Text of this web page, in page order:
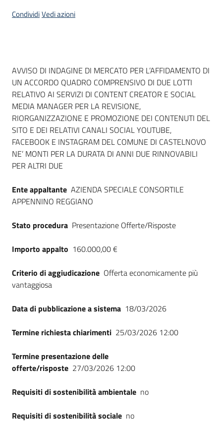
CondividiVedi azioni
Dati del bando
AVVISO DI INDAGINE DI MERCATO PER L’AFFIDAMENTO DI
UN ACCORDO QUADRO COMPRENSIVO DI DUE LOTTI
RELATIVO AI SERVIZI DI CONTENT CREATOR E SOCIAL
MEDIA MANAGER PER LA REVISIONE,
RIORGANIZZAZIONE E PROMOZIONE DEI CONTENUTI DEL
SITO E DEI RELATIVI CANALI SOCIAL YOUTUBE,
FACEBOOK E INSTAGRAM DEL COMUNE DI CASTELNOVO
NE’ MONTI PER LA DURATA DI ANNI DUE RINNOVABILI
PER ALTRI DUE
Ente appaltante AZIENDA SPECIALE CONSORTILE
APPENNINO REGGIANO
Stato procedura Presentazione Offerte/Risposte
Importo appalto 160.000,00 €
Criterio di aggiudicazione Offerta economicamente più
vantaggiosa
Data di pubblicazione a sistema 18/03/2026
Termine richiesta chiarimenti 25/03/2026 12:00
Termine presentazione delle
offerte/risposte 27/03/2026 12:00
Requisiti di sostenibilità ambientale no
Requisiti di sostenibilità sociale no